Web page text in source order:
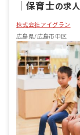
保育士の求人
株式会社アイグラン
広島県/広島市中区